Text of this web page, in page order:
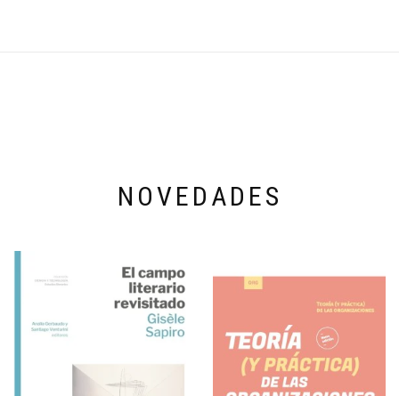
NOVEDADES